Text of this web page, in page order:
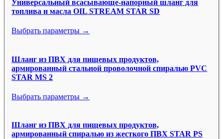
Универсальный всасывающе-напорный шланг для
топлива и масла OIL STREAM STAR SD
Выбрать параметры →
Шланг из ПВХ для пищевых продуктов,
армированный стальной проволочной спиралью PVC
STAR MS 2
Выбрать параметры →
Шланг из ПВХ для пищевых продуктов,
армированный спиралью из жесткого ПВХ STAR PS